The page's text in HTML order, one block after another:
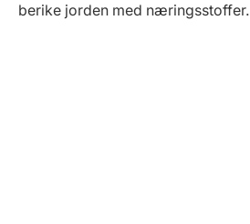
berike jorden med næringsstoffer.